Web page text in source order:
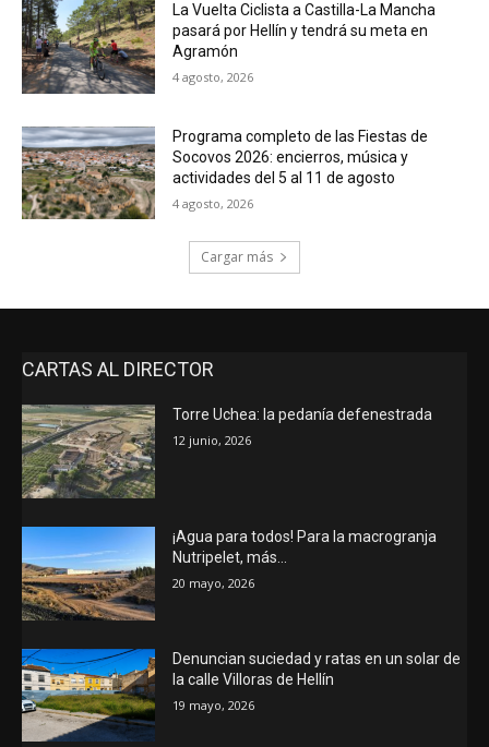
La Vuelta Ciclista a Castilla-La Mancha
pasará por Hellín y tendrá su meta en
Agramón
4 agosto, 2026
Programa completo de las Fiestas de
Socovos 2026: encierros, música y
actividades del 5 al 11 de agosto
4 agosto, 2026
Cargar más
CARTAS AL DIRECTOR
Torre Uchea: la pedanía defenestrada
12 junio, 2026
¡Agua para todos! Para la macrogranja
Nutripelet, más…
20 mayo, 2026
Denuncian suciedad y ratas en un solar de
la calle Villoras de Hellín
19 mayo, 2026